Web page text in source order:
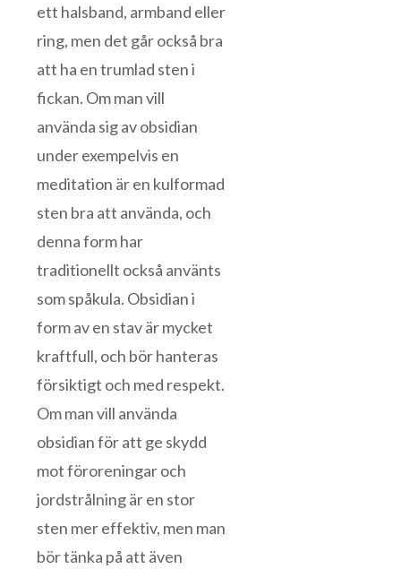
ett halsband, armband eller
ring, men det går också bra
att ha en trumlad sten i
fickan. Om man vill
använda sig av obsidian
under exempelvis en
meditation är en kulformad
sten bra att använda, och
denna form har
traditionellt också använts
som spåkula. Obsidian i
form av en stav är mycket
kraftfull, och bör hanteras
försiktigt och med respekt.
Om man vill använda
obsidian för att ge skydd
mot föroreningar och
jordstrålning är en stor
sten mer effektiv, men man
bör tänka på att även